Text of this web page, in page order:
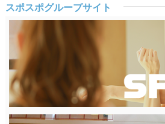
スポスポグループサイト